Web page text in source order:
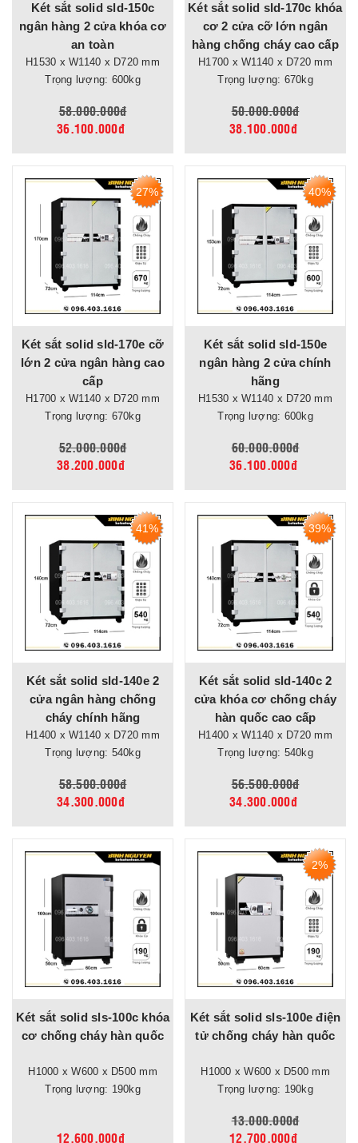
Két sắt solid sld-150c
ngân hàng 2 cửa khóa cơ
an toàn
H1530 x W1140 x D720 mm
Trọng lượng: 600kg
58.000.000đ
36.100.000đ
Két sắt solid sld-170c khóa
cơ 2 cửa cỡ lớn ngân
hàng chống cháy cao cấp
H1700 x W1140 x D720 mm
Trọng lượng: 670kg
50.000.000đ
38.100.000đ
27%
Két sắt solid sld-170e cỡ
lớn 2 cửa ngân hàng cao
cấp
H1700 x W1140 x D720 mm
Trọng lượng: 670kg
52.000.000đ
38.200.000đ
40%
Két sắt solid sld-150e
ngân hàng 2 cửa chính
hãng
H1530 x W1140 x D720 mm
Trọng lượng: 600kg
60.000.000đ
36.100.000đ
41%
Két sắt solid sld-140e 2
cửa ngân hàng chống
cháy chính hãng
H1400 x W1140 x D720 mm
Trọng lượng: 540kg
58.500.000đ
34.300.000đ
39%
Két sắt solid sld-140c 2
cửa khóa cơ chống cháy
hàn quốc cao cấp
H1400 x W1140 x D720 mm
Trọng lượng: 540kg
56.500.000đ
34.300.000đ
Két sắt solid sls-100c khóa
cơ chống cháy hàn quốc
H1000 x W600 x D500 mm
Trọng lượng: 190kg
12.600.000đ
2%
Két sắt solid sls-100e điện
tử chống cháy hàn quốc
H1000 x W600 x D500 mm
Trọng lượng: 190kg
13.000.000đ
12.700.000đ